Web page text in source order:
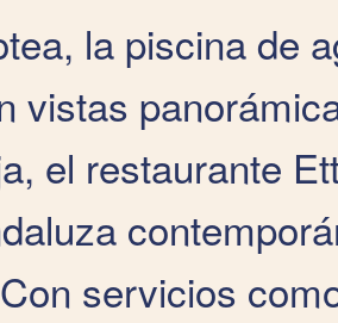
la piscina de
vistas
el restaurante
servicios